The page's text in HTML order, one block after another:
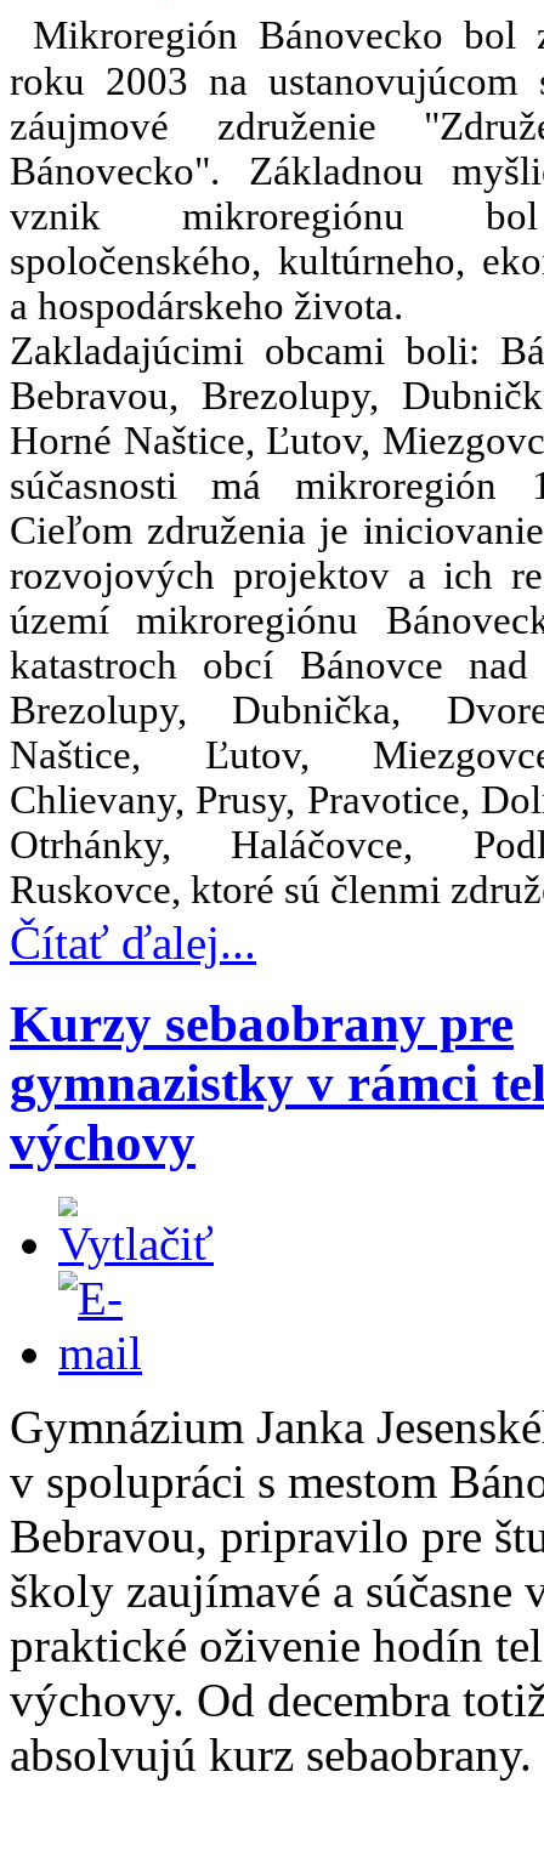
Mikroregión Bánovecko bol
roku 2003 na ustanovujúcom
záujmové združenie
Bánovecko". Základnou
vznik mikroregiónu
spoločenského, kultúrneho,
a hospodárskeho života.
Zakladajúcimi obcami boli:
Bebravou, Brezolupy,
Horné Naštice, Ľutov,
súčasnosti má mikroregión
Cieľom združenia je
rozvojových projektov a ich
území mikroregiónu
katastroch obcí Bánovce nad
Brezolupy, Dubnička,
Naštice, Ľutov,
Chlievany, Prusy, Pravotice,
Otrhánky, Haláčovce,
Ruskovce, ktoré sú členmi
Čítať ďalej...
Kurzy sebaobrany pre
gymnazistky v rámci
výchovy
Gymnázium Janka
v spolupráci s mestom
Bebravou, pripravilo pre
školy zaujímavé a súčasne
praktické oživenie hodín
výchovy. Od decembra
absolvujú kurz sebaobrany.